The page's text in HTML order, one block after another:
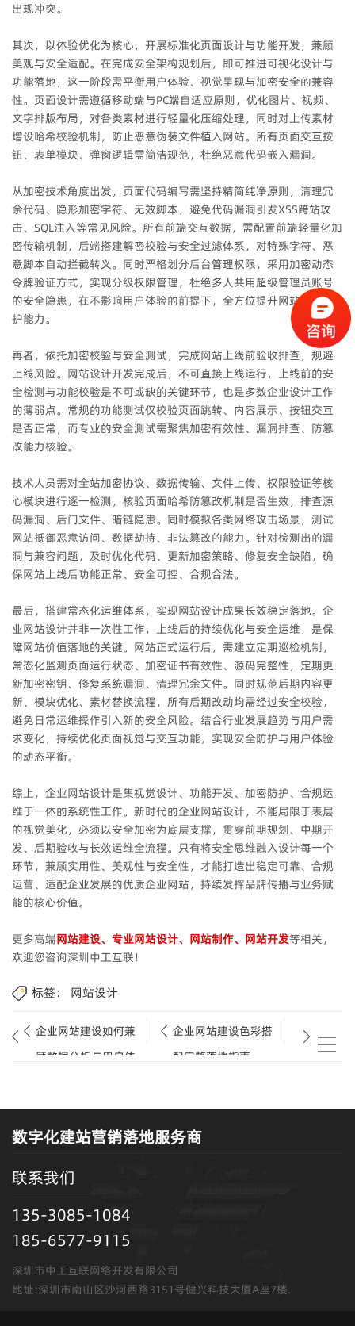
出现冲突。
其次，以体验优化为核心，开展标准化页面设计与功能开发，兼顾
美观与安全适配。在完成安全架构规划后，即可推进可视化设计与
功能落地，这一阶段需平衡用户体验、视觉呈现与加密安全的兼容
性。页面设计需遵循移动端与PC端自适应原则，优化图片、视频、
文字排版布局，对各类素材进行轻量化压缩处理，同时对上传素材
增设哈希校验机制，防止恶意伪装文件植入网站。所有页面交互按
钮、表单模块、弹窗逻辑需简洁规范，杜绝恶意代码嵌入漏洞。
从加密技术角度出发，页面代码编写需坚持精简纯净原则，清理冗
余代码、隐形加密字符、无效脚本，避免代码漏洞引发XSS跨站攻
击、SQL注入等常见风险。所有前端交互数据，需配置前端轻量化加
密传输机制，后端搭建解密校验与安全过滤体系，对特殊字符、恶
意脚本自动拦截转义。同时严格划分后台管理权限，采用加密动态
令牌验证方式，实现分级权限管理，杜绝多人共用超级管理员账号
的安全隐患，在不影响用户体验的前提下，全方位提升网站安全防
护能力。
再者，依托加密校验与安全测试，完成网站上线前验收排查，规避
上线风险。网站设计开发完成后，不可直接上线运行，上线前的安
全检测与功能校验是不可或缺的关键环节，也是多数企业设计工作
的薄弱点。常规的功能测试仅校验页面跳转、内容展示、按钮交互
是否正常，而专业的安全测试需聚焦加密有效性、漏洞排查、防篡
改能力核验。
技术人员需对全站加密协议、数据传输、文件上传、权限验证等核
心模块进行逐一检测，核验页面哈希防篡改机制是否生效，排查源
码漏洞、后门文件、暗链隐患。同时模拟各类网络攻击场景，测试
网站抵御恶意访问、数据劫持、非法篡改的能力。针对检测出的漏
洞与兼容问题，及时优化代码、更新加密策略、修复安全缺陷，确
保网站上线后功能正常、安全可控、合规合法。
最后，搭建常态化运维体系，实现网站设计成果长效稳定落地。企
业网站设计并非一次性工作，上线后的持续优化与安全运维，是保
障网站价值落地的关键。网站正式运行后，需建立定期巡检机制，
常态化监测页面运行状态、加密证书有效性、源码完整性，定期更
新加密密钥、修复系统漏洞、清理冗余文件。同时规范后期内容更
新、模块优化、素材替换流程，所有后期改动均需经过安全校验，
避免日常运维操作引入新的安全风险。结合行业发展趋势与用户需
求变化，持续优化页面视觉与交互功能，实现安全防护与用户体验
的动态平衡。
综上，企业网站设计是集视觉设计、功能开发、加密防护、合规运
维于一体的系统性工作。新时代的企业网站设计，不能局限于表层
的视觉美化，必须以安全加密为底层支撑，贯穿前期规划、中期开
发、后期验收与长效运维全流程。只有将安全思维融入设计每一个
环节，兼顾实用性、美观性与安全性，才能打造出稳定可靠、合规
运营、适配企业发展的优质企业网站，持续发挥品牌传播与业务赋
能的核心价值。
更多高端网站建设、专业网站设计、网站制作、网站开发等相关，
欢迎您咨询深圳中工互联！
标签： 网站设计
企业网站建设如何兼
顾数据分析与用户体
企业网站建设色彩搭
配完整落地指南.
数字化建站营销落地服务商
联系我们
135-3085-1084
185-6577-9115
深圳市中工互联网络开发有限公司
地址:深圳市南山区沙河西路3151号健兴科技大厦A座7楼.